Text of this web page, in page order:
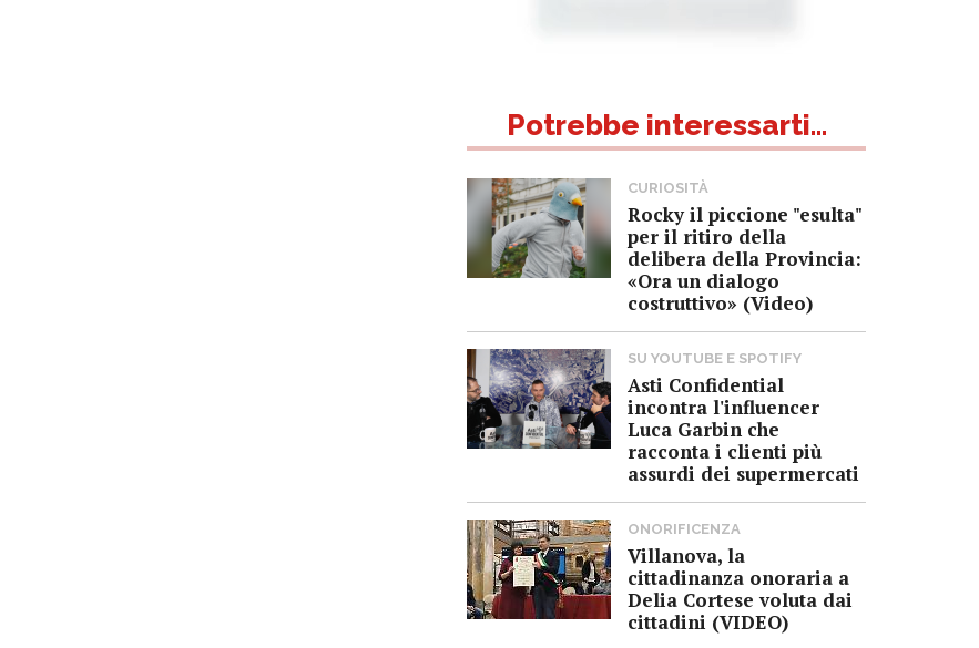
Potrebbe interessarti...
CURIOSITÀ
Rocky il piccione "esulta"
per il ritiro della
delibera della Provincia:
«Ora un dialogo
costruttivo» (Video)
SU YOUTUBE E SPOTIFY
Asti Confidential
incontra l'influencer
Luca Garbin che
racconta i clienti più
assurdi dei supermercati
ONORIFICENZA
Villanova, la
cittadinanza onoraria a
Delia Cortese voluta dai
cittadini (VIDEO)